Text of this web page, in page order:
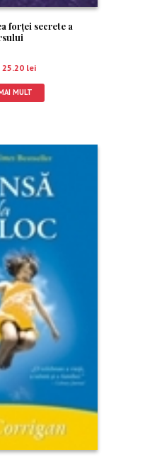
forţei secrete a
25.20 lei
MULT